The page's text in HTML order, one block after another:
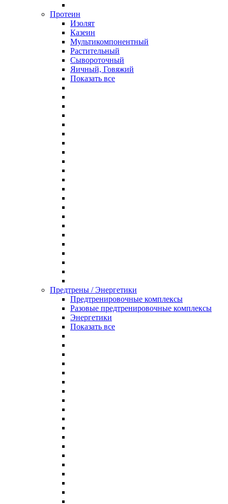
Протеин
Изолят
Казеин
Мультикомпонентный
Растительный
Сывороточный
Яичный, Говяжий
Показать все
Предтрены / Энергетики
Предтренировочные комплексы
Разовые предтренировочные комплексы
Энергетики
Показать все